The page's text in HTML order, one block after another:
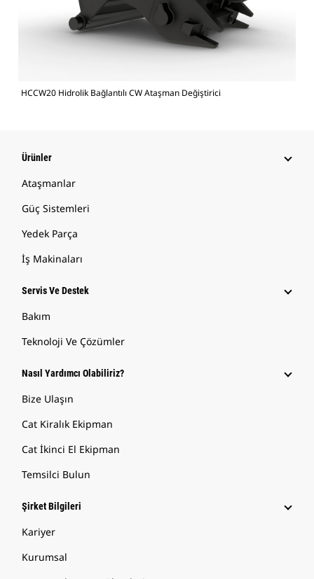
HCCW20 Hidrolik Bağlantılı CW Ataşman Değiştirici
Ürünler
Ataşmanlar
Güç Sistemleri
Yedek Parça
İş Makinaları
Servis Ve Destek
Bakım
Teknoloji Ve Çözümler
Nasıl Yardımcı Olabiliriz?
Bize Ulaşın
Cat Kiralık Ekipman
Cat İkinci El Ekipman
Temsilci Bulun
Şirket Bilgileri
Kariyer
Kurumsal